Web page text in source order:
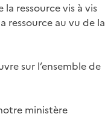
ressource vis à vis
ressource au vu de la
sur l’ensemble de
ministère